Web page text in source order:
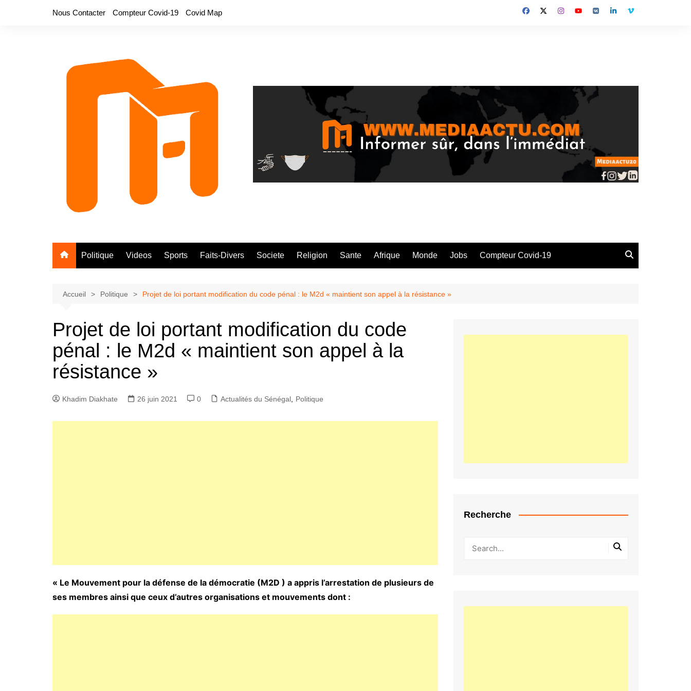
Nous Contacter Compteur Covid-19 Covid Map
Politique Videos Sports Faits-Divers Societe Religion Sante Afrique Monde Jobs Compteur Covid-19
Accueil Politique Projet de loi portant modification du code pénal : le M2d « maintient son appel à la résistance »
Projet de loi portant modification du code
pénal : le M2d « maintient son appel à la
résistance »
Khadim Diakhate 26 juin 2021 0 Actualités du Sénégal Politique
« Le Mouvement pour la défense de la démocratie (M2D ) a appris l’arrestation de plusieurs de
ses membres ainsi que ceux d’autres organisations et mouvements dont :
Recherche